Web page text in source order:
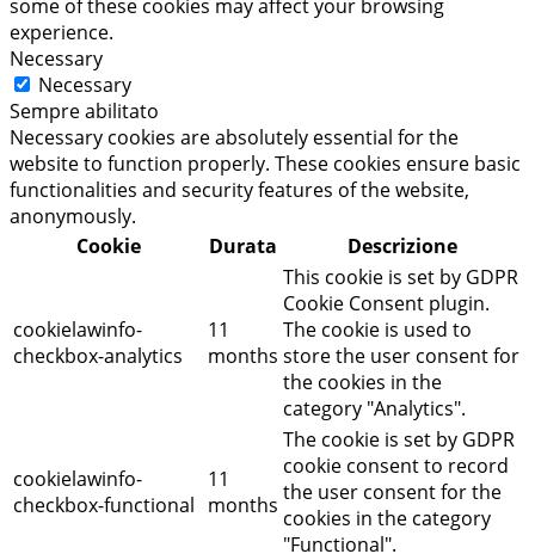
some of these cookies may affect your browsing
experience.
Necessary
Necessary
Sempre abilitato
Necessary cookies are absolutely essential for the
website to function properly. These cookies ensure basic
functionalities and security features of the website,
anonymously.
Cookie
Durata Descrizione
cookielawinfo-
checkbox-analytics
11
months
This cookie is set by GDPR
Cookie Consent plugin.
The cookie is used to
store the user consent for
the cookies in the
category "Analytics".
cookielawinfo-
checkbox-functional
11
months
The cookie is set by GDPR
cookie consent to record
the user consent for the
cookies in the category
"Functional".